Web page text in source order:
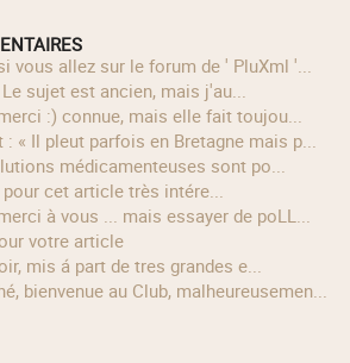
vous allez sur le forum de ' PluXml '...
Le sujet est ancien, mais j'au...
:) connue, mais elle fait toujou...
: « Il pleut parfois en Bretagne mais p...
médicamenteuses sont po...
cet article très intére...
à vous ... mais essayer de poLL...
votre article
mis á part de tres grandes e...
bienvenue au Club, malheureusemen...